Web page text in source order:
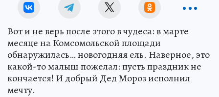
Вот и не верь после этого в чудеса: в марте
месяце на Комсомольской площади
обнаружилась… новогодняя ель. Наверное, это
какой-то малыш пожелал: пусть праздник не
кончается! И добрый Дед Мороз исполнил
мечту.